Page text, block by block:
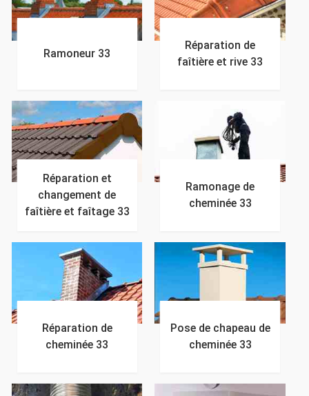
Ramoneur 33
Réparation de
faîtière et rive 33
Réparation et
changement de
faîtière et faîtage 33
Ramonage de
cheminée 33
Réparation de
cheminée 33
Pose de chapeau de
cheminée 33